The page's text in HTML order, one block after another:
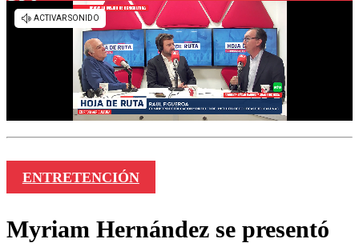
ENTRETENCIÓN
Myriam Hernández se presentó